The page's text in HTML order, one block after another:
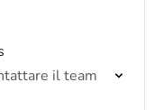
il team